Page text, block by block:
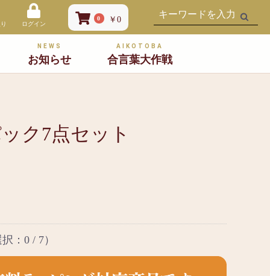
ログイン
0 ￥0
NEWS
お知らせ
AIKOTOBA
合言葉大作戦
ク7点セット
： 0 / 7）